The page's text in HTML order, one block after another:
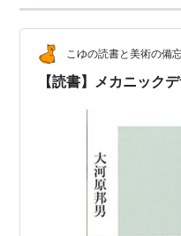
こゆの読書と美術の備
【読書】メカニック